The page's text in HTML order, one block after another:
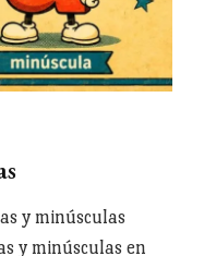
y minúsculas
y minúsculas en